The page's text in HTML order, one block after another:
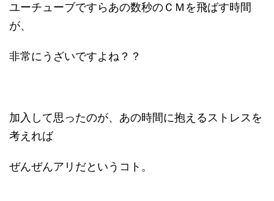
ユーチューブですらあの数秒のＣＭを飛ばす時間
が、
非常にうざいですよね？？
加入して思ったのが、あの時間に抱えるストレスを
考えれば
ぜんぜんアリだというコト。